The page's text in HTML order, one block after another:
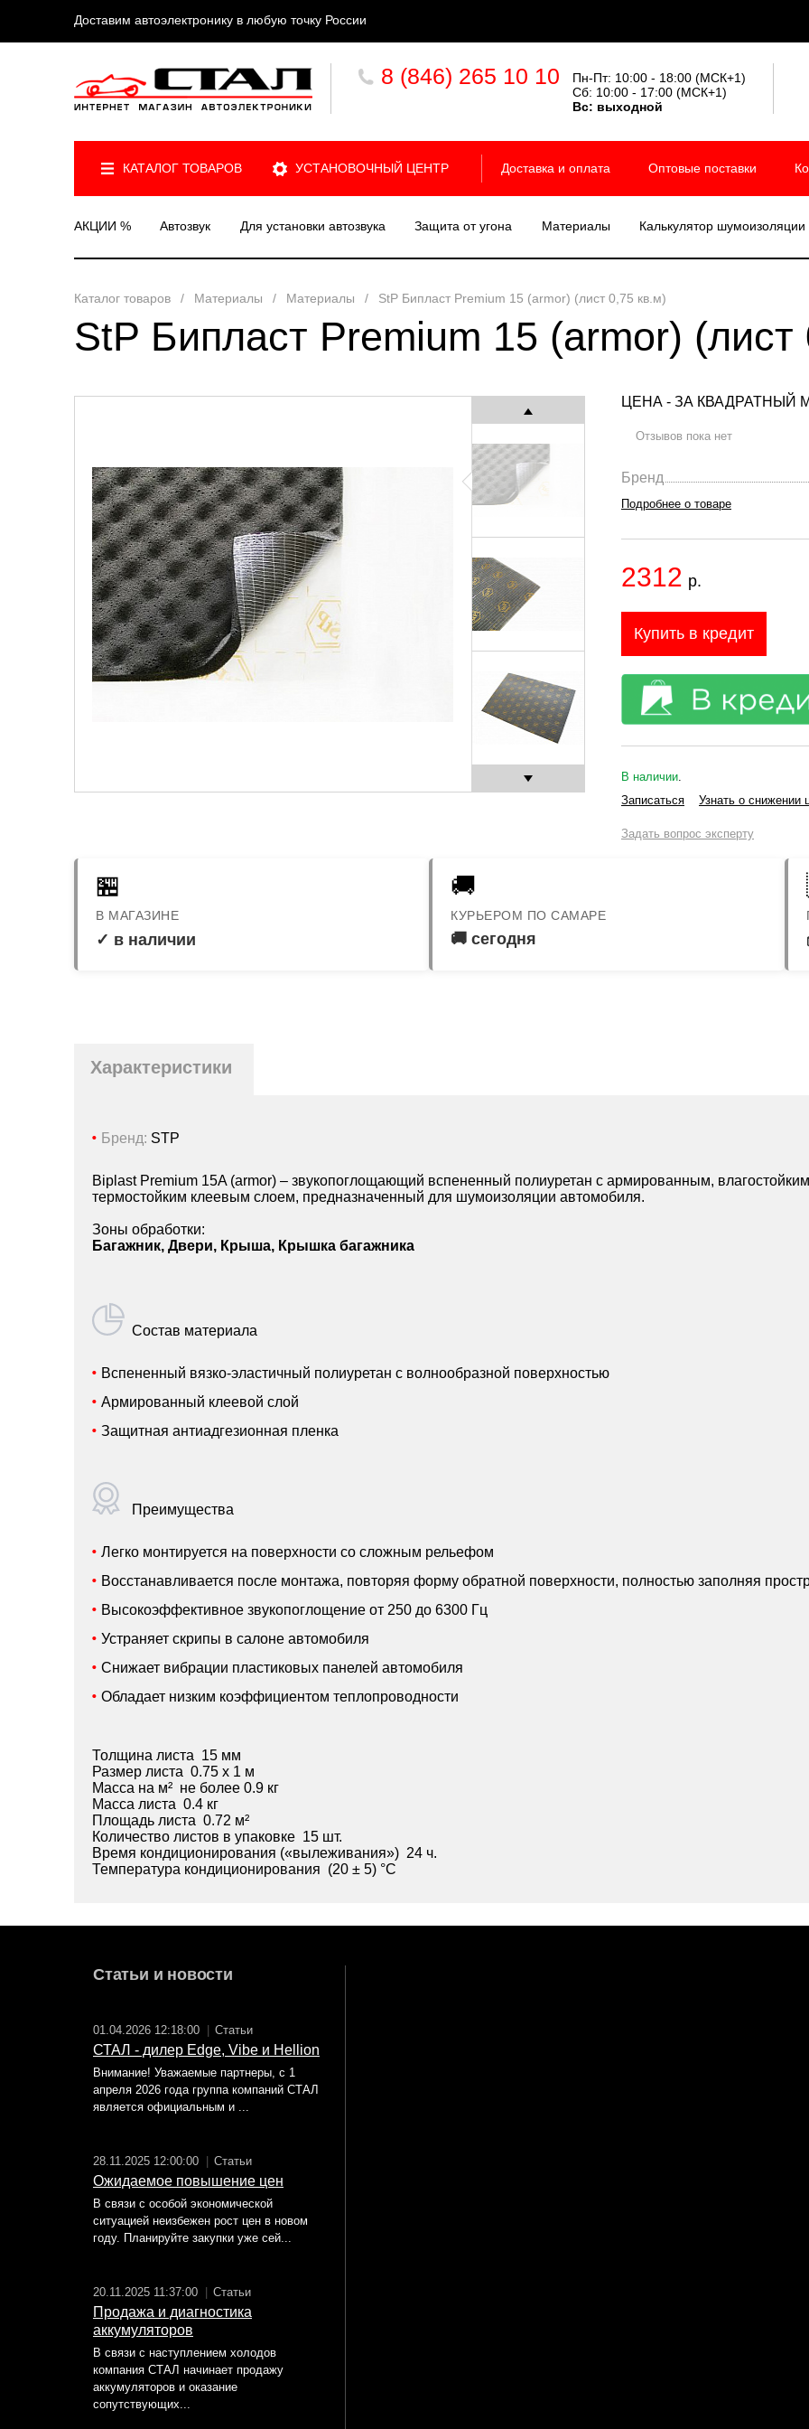
Доставим автоэлектронику в любую точку России
8 (846) 265 10 10
Пн-Пт: 10:00 - 18:00 (МСК+1)
Сб: 10:00 - 17:00 (МСК+1)
Вс: выходной
КАТАЛОГ ТОВАРОВ УСТАНОВОЧНЫЙ ЦЕНТР Доставка и оплата Оптовые поставки
АКЦИИ % Автозвук Для установки автозвука Защита от угона Материалы Калькулятор шумоизоляции
Каталог товаров / Материалы / Материалы / StP Бипласт Premium 15 (armor) (лист 0,75 кв.м)
StP Бипласт Premium 15 (armor) (лист
ЦЕНА - ЗА КВАДРАТНЫЙ
Отзывов пока нет
Бренд
Подробнее о товаре
2312 р.
Купить в кредит
В наличии.
Записаться
Узнать о снижении
Задать вопрос эксперту
🏪
В МАГАЗИНЕ
✓ в наличии
🚚
КУРЬЕРОМ ПО САМАРЕ
🚚 сегодня
Характеристики
Бренд: STP
Biplast Premium 15A (armor) – звукопоглощающий вспененный полиуретан с армированным,
термостойким клеевым слоем, предназначенный для шумоизоляции автомобиля.
Зоны обработки:
Багажник, Двери, Крыша, Крышка багажника
Состав материала
Вспененный вязко-эластичный полиуретан с волнообразной поверхностью
Армированный клеевой слой
Защитная антиадгезионная пленка
Преимущества
Легко монтируется на поверхности со сложным рельефом
Восстанавливается после монтажа, повторяя форму обратной поверхности, полностью заполняя
Высокоэффективное звукопоглощение от 250 до 6300 Гц
Устраняет скрипы в салоне автомобиля
Снижает вибрации пластиковых панелей автомобиля
Обладает низким коэффициентом теплопроводности
Толщина листа 15 мм
Размер листа 0.75 х 1 м
Масса на м² не более 0.9 кг
Масса листа 0.4 кг
Площадь листа 0.72 м²
Количество листов в упаковке 15 шт.
Время кондиционирования («вылеживания») 24 ч.
Температура кондиционирования (20 ± 5) °C
Статьи и новости
01.04.2026 12:18:00 Статьи
СТАЛ - дилер Edge, Vibe и Hellion
Внимание! Уважаемые партнеры, с 1
апреля 2026 года группа компаний СТАЛ
является официальным и ...
28.11.2025 12:00:00 Статьи
Ожидаемое повышение цен
В связи с особой экономической
ситуацией неизбежен рост цен в новом
году. Планируйте закупки уже сей...
20.11.2025 11:37:00 Статьи
Продажа и диагностика
аккумуляторов
В связи с наступлением холодов
компания СТАЛ начинает продажу
аккумуляторов и оказание
сопутствующих...